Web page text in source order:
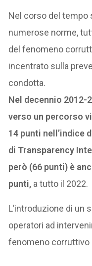
Nel corso del
numerose norme,
del fenomeno
incentrato sulla
condotta.
Nel decennio 2012-
verso un percorso
14 punti nell’indice
di Transparency
però (66 punti) è
punti, a tutto il 2022.
L’introduzione di un
operatori ad
fenomeno corruttivo